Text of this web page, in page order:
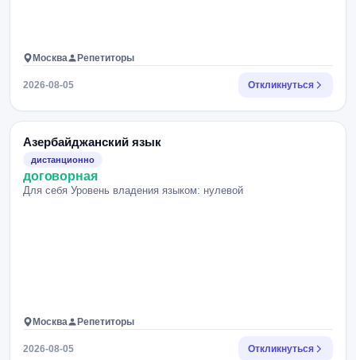
Москва Репетиторы
2026-08-05 Откликнуться
Азербайджанский язык
дистанционно
договорная
Для себя Уровень владения языком: нулевой
Москва Репетиторы
2026-08-05 Откликнуться